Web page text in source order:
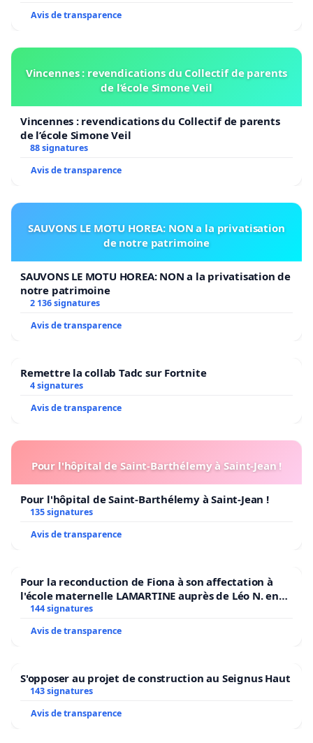
Avis de transparence
Vincennes : revendications du Collectif de parents
de l’école Simone Veil
Vincennes : revendications du Collectif de parents
de l’école Simone Veil
88 signatures
Avis de transparence
SAUVONS LE MOTU HOREA: NON a la privatisation
de notre patrimoine
SAUVONS LE MOTU HOREA: NON a la privatisation de
notre patrimoine
2 136 signatures
Avis de transparence
Remettre la collab Tadc sur Fortnite
4 signatures
Avis de transparence
Pour l'hôpital de Saint-Barthélemy à Saint-Jean !
Pour l'hôpital de Saint-Barthélemy à Saint-Jean !
135 signatures
Avis de transparence
Pour la reconduction de Fiona à son affectation à
l'école maternelle LAMARTINE auprès de Léo N. en
2026/2027
144 signatures
Avis de transparence
S'opposer au projet de construction au Seignus Haut
143 signatures
Avis de transparence